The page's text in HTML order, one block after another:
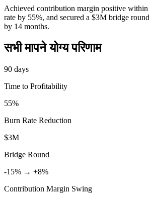
Achieved contribution margin positive within
rate by 55%, and secured a $3M bridge
by 14 months.
सभी मापने योग्य परिणाम
90 days
Time to Profitability
55%
Burn Rate Reduction
$3M
Bridge Round
-15% → +8%
Contribution Margin Swing